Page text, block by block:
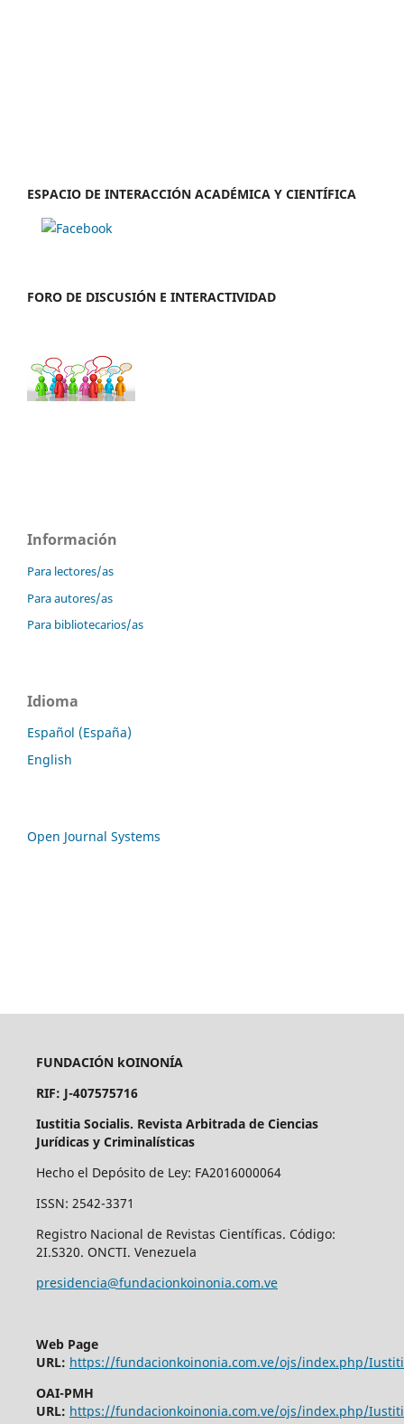
ESPACIO DE INTERACCIÓN ACADÉMICA Y CIENTÍFICA
FORO DE DISCUSIÓN E INTERACTIVIDAD
Información
Para lectores/as
Para autores/as
Para bibliotecarios/as
Idioma
Español (España)
English
Open Journal Systems
FUNDACIÓN kOINONÍA
RIF: J-407575716
Iustitia Socialis. Revista Arbitrada de Ciencias
Jurídicas y Criminalísticas
Hecho el Depósito de Ley: FA2016000064
ISSN: 2542-3371
Registro Nacional de Revistas Científicas. Código:
2I.S320. ONCTI. Venezuela
presidencia@fundacionkoinonia.com.ve
Web Page
URL: https://fundacionkoinonia.com.ve/ojs/index.php/
OAI-PMH
URL: https://fundacionkoinonia.com.ve/ojs/index.php/